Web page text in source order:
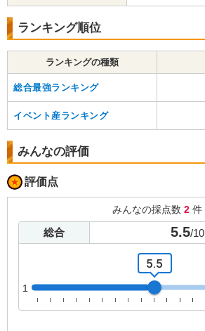
ランキング順位
ランキングの種類
総合最強ランキング
イベント産ランキング
みんなの評価
評価点
みんなの採点数 2 件
総合 5.5/10
1
5.5